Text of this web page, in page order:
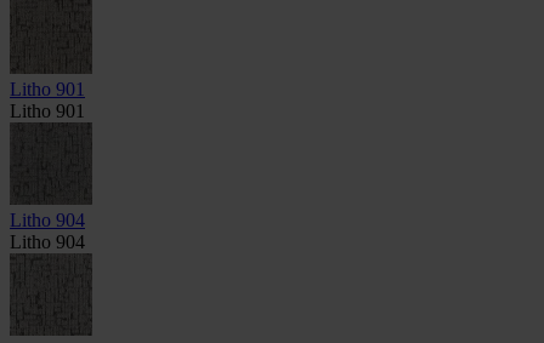
Litho 901
Litho 901
Litho 904
Litho 904